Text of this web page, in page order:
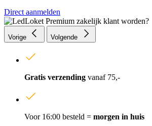
Direct aanmelden
Vorige Volgende
Gratis verzending vanaf 75,-
Voor 16:00 besteld = morgen in huis